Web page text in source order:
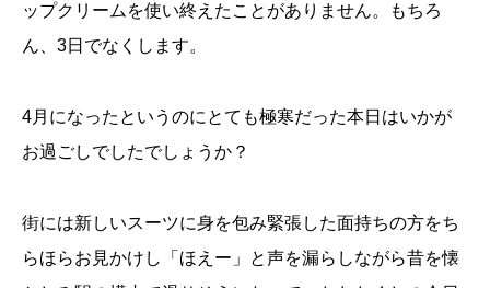
ップクリームを使い終えたことがありません。もちろ
ん、3日でなくします。
4月になったというのにとても極寒だった本日はいかが
お過ごしでしたでしょうか？
街には新しいスーツに身を包み緊張した面持ちの方をち
らほらお見かけし「ほえー」と声を漏らしながら昔を懐